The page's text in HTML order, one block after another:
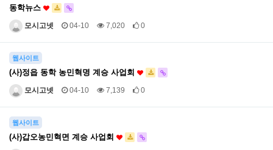
동학뉴스
모시고넷 04-10 7,020 0
웹사이트
(사)정읍 동학 농민혁명 계승 사업회
모시고넷 04-10 7,139 0
웹사이트
(사)갑오농민혁면 계승 사업회